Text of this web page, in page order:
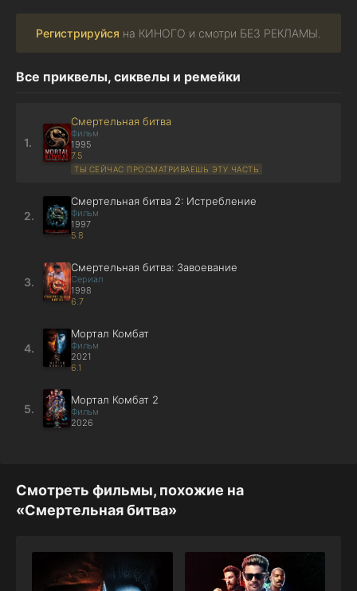
Регистрируйся на КИНОГО и смотри БЕЗ РЕКЛАМЫ.
Все приквелы, сиквелы и ремейки
1.
Смертельная битва
Фильм
1995
7.5
ТЫ СЕЙЧАС ПРОСМАТРИВАЕШЬ ЭТУ ЧАСТЬ
2.
Смертельная битва 2: Истребление
Фильм
1997
5.8
3.
Смертельная битва: Завоевание
Сериал
1998
6.7
4.
Мортал Комбат
Фильм
2021
6.1
5.
Мортал Комбат 2
Фильм
2026
Смотреть фильмы, похожие на
«Смертельная битва»